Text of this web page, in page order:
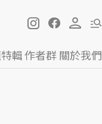
輯作者群關於我們